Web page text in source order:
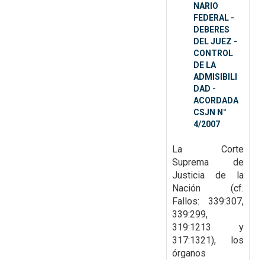
NARIO
FEDERAL -
DEBERES
DEL JUEZ -
CONTROL
DE LA
ADMISIBILI
DAD -
ACORDADA
CSJN N°
4/2007
La Corte
Suprema de
Justicia de la
Nación (cf.
Fallos: 339:307,
339:299,
319:1213 y
317:1321), los
órganos